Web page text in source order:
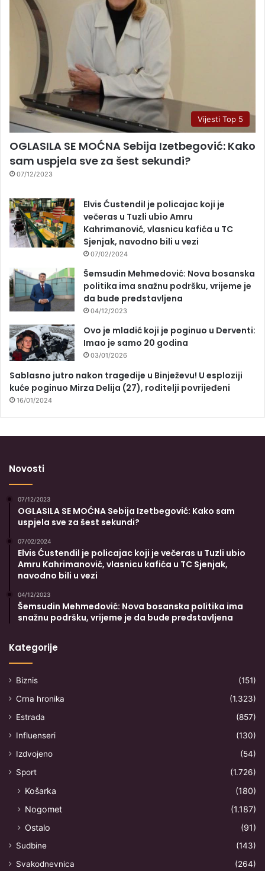
Vijesti Top 5
OGLASILA SE MOĆNA Sebija Izetbegović: Kako
sam uspjela sve za šest sekundi?
07/12/2023
Elvis Ćustendil je policajac koji je
večeras u Tuzli ubio Amru
Kahrimanović, vlasnicu kafića u TC
Sjenjak, navodno bili u vezi
07/02/2024
Šemsudin Mehmedović: Nova bosanska
politika ima snažnu podršku, vrijeme je
da bude predstavljena
04/12/2023
Ovo je mladić koji je poginuo u Derventi:
Imao je samo 20 godina
03/01/2026
Sablasno jutro nakon tragedije u Binježevu! U esploziji
kuće poginuo Mirza Delija (27), roditelji povrijeđeni
16/01/2024
Novosti
07/12/2023
OGLASILA SE MOĆNA Sebija Izetbegović: Kako sam
uspjela sve za šest sekundi?
07/02/2024
Elvis Ćustendil je policajac koji je večeras u Tuzli ubio
Amru Kahrimanović, vlasnicu kafića u TC Sjenjak,
navodno bili u vezi
04/12/2023
Šemsudin Mehmedović: Nova bosanska politika ima
snažnu podršku, vrijeme je da bude predstavljena
Kategorije
Biznis
(151)
Crna hronika
(1.323)
Estrada
(857)
Influenseri
(130)
Izdvojeno
(54)
Sport
(1.726)
Košarka
(180)
Nogomet
(1.187)
Ostalo
(91)
Sudbine
(143)
Svakodnevnica
(264)